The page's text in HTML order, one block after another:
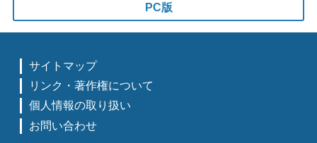
PC版
サイトマップ
リンク・著作権について
個人情報の取り扱い
お問い合わせ